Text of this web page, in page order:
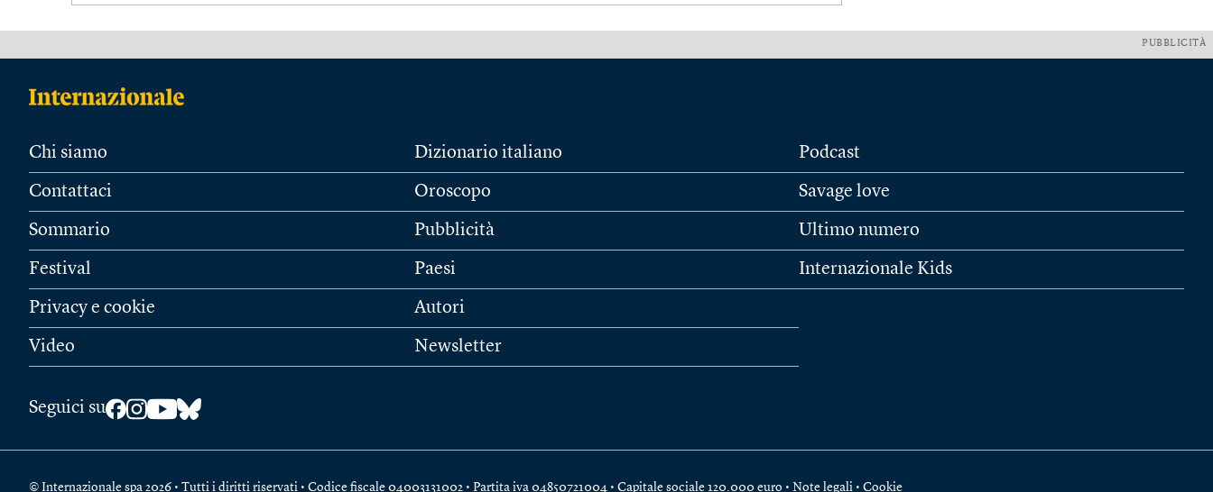
PUBBLICITÀ
Chi siamo
Contattaci
Sommario
Festival
Privacy e cookie
Video
Dizionario italiano
Oroscopo
Pubblicità
Paesi
Autori
Newsletter
Podcast
Savage love
Ultimo numero
Internazionale Kids
Seguici su
© Internazionale spa 2026 • Tutti i diritti riservati • Codice fiscale 04003131002 • Partita iva 04850721004 • Capitale sociale 120.000 euro • Note legali • Cookie